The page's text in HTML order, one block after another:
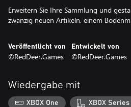
Erweitern Sie Ihre Sammlung und
zwanzig neuen Artikeln, einem
Veröffentlicht von
©RedDeer.Games
Entwickelt von
©RedDeer.Games
Wiedergabe mit
XBOX One XBOX Series